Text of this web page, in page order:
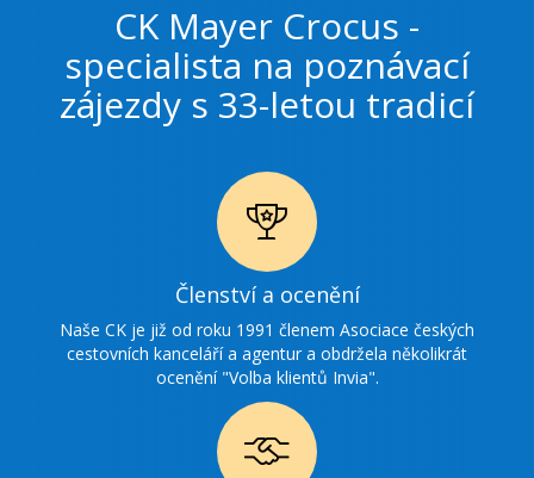
CK Mayer Crocus -
specialista na poznávací
zájezdy s 33-letou tradicí
Ikonka
ocenění
Členství a ocenění
Naše CK je již od roku 1991 členem Asociace českých
cestovních kanceláří a agentur a obdržela několikrát
ocenění "Volba klientů Invia".